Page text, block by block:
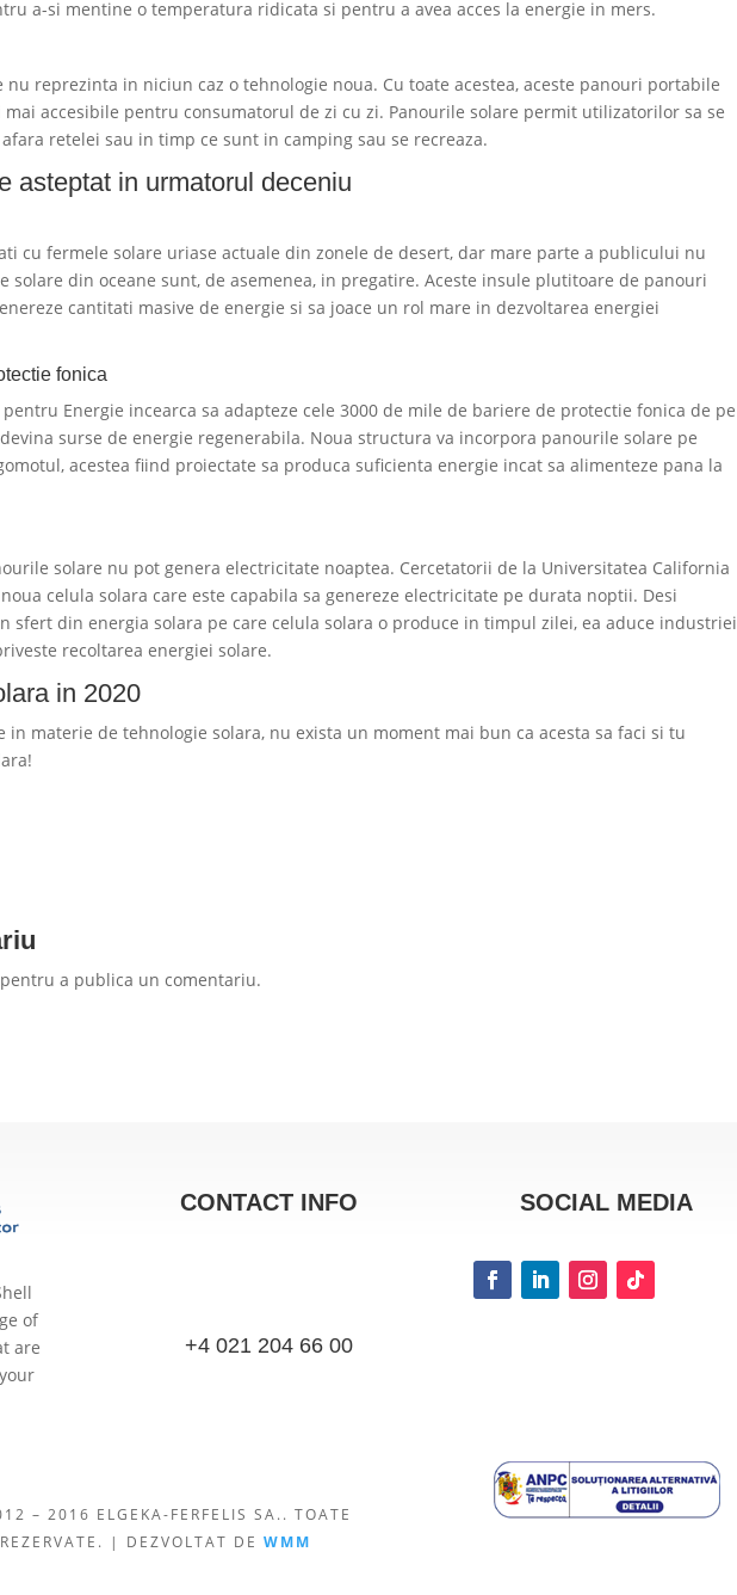
a-si mentine o temperatura ridicata si pentru a avea acces la energie in mers.
reprezinta in niciun caz o tehnologie noua. Cu toate acestea, aceste panouri portabile
accesibile pentru consumatorul de zi cu zi. Panourile solare permit utilizatorilor sa se
retelei sau in timp ce sunt in camping sau se recreaza.
asteptat in urmatorul deceniu
cu fermele solare uriase actuale din zonele de desert, dar mare parte a publicului nu
solare din oceane sunt, de asemenea, in pregatire. Aceste insule plutitoare de panouri
cantitati masive de energie si sa joace un rol mare in dezvoltarea energiei
fonica
Energie incearca sa adapteze cele 3000 de mile de bariere de protectie fonica de pe
surse de energie regenerabila. Noua structura va incorpora panourile solare pe
acestea fiind proiectate sa produca suficienta energie incat sa alimenteze pana la
solare nu pot genera electricitate noaptea. Cercetatorii de la Universitatea California
celula solara care este capabila sa genereze electricitate pe durata noptii. Desi
sfert din energia solara pe care celula solara o produce in timpul zilei, ea aduce industriei
recoltarea energiei solare.
in 2020
in materie de tehnologie solara, nu exista un moment mai bun ca acesta sa faci si tu
pentru a publica un comentariu.
of
are
CONTACT INFO
+4 021 204 66 00
SOCIAL MEDIA
– 2016 ELGEKA-FERFELIS SA.. TOATE
| DEZVOLTAT DE WMM